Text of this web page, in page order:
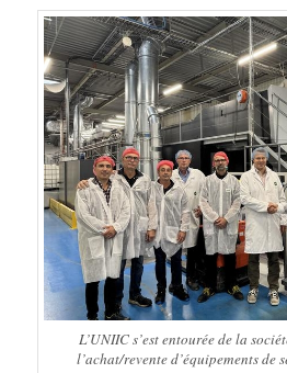
L’UNIIC s’est entourée de la
l’achat/revente d’équipements de